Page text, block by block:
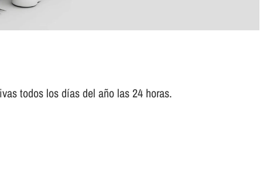
todos los dí­as del año las 24 horas.